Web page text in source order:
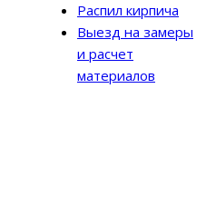
Распил кирпича
Выезд на замеры
и расчет
материалов